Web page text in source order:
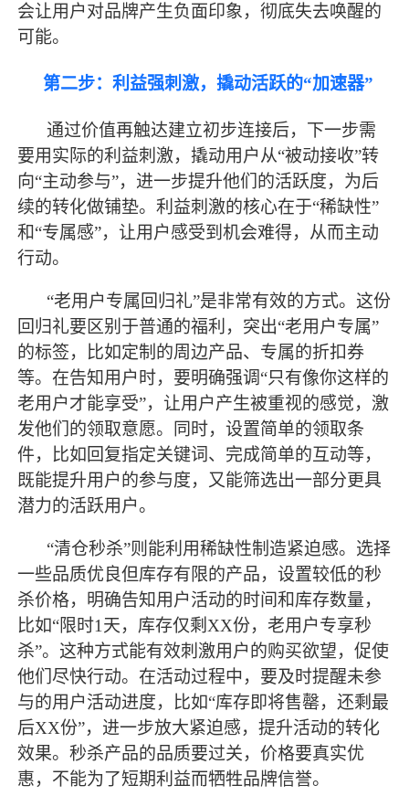
会让用户对品牌产生负面印象，彻底失去唤醒的
可能。
第二步：利益强刺激，撬动活跃的“加速器”
通过价值再触达建立初步连接后，下一步需
要用实际的利益刺激，撬动用户从“被动接收”转
向“主动参与”，进一步提升他们的活跃度，为后
续的转化做铺垫。利益刺激的核心在于“稀缺性”
和“专属感”，让用户感受到机会难得，从而主动
行动。
“老用户专属回归礼”是非常有效的方式。这份
回归礼要区别于普通的福利，突出“老用户专属”
的标签，比如定制的周边产品、专属的折扣券
等。在告知用户时，要明确强调“只有像你这样的
老用户才能享受”，让用户产生被重视的感觉，激
发他们的领取意愿。同时，设置简单的领取条
件，比如回复指定关键词、完成简单的互动等，
既能提升用户的参与度，又能筛选出一部分更具
潜力的活跃用户。
“清仓秒杀”则能利用稀缺性制造紧迫感。选择
一些品质优良但库存有限的产品，设置较低的秒
杀价格，明确告知用户活动的时间和库存数量，
比如“限时1天，库存仅剩XX份，老用户专享秒
杀”。这种方式能有效刺激用户的购买欲望，促使
他们尽快行动。在活动过程中，要及时提醒未参
与的用户活动进度，比如“库存即将售罄，还剩 最
后XX份”，进一步放大紧迫感，提升活动的转化
效果。秒杀产品的品质要过关，价格要真实优
惠，不能为了短期利益而牺牲品牌信誉。